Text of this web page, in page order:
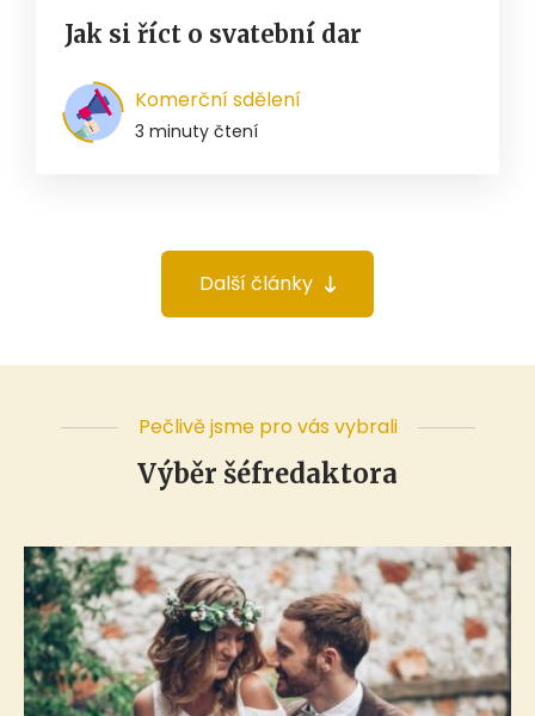
Jak si říct o svatební dar
Komerční sdělení
3 minuty čtení
Další články
Pečlivě jsme pro vás vybrali
Výběr šéfredaktora